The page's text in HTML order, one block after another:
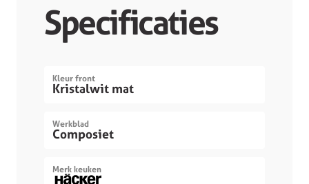
Specificaties
Kleur front
Kristalwit mat
Werkblad
Composiet
Merk keuken